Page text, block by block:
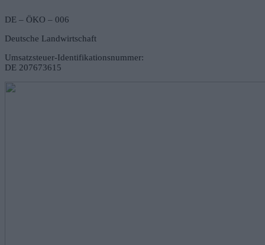
DE – ÖKO – 006
Deutsche Landwirtschaft
Umsatzsteuer-Identifikationsnummer:
DE 207673615